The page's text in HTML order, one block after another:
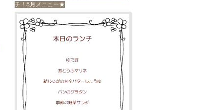
チ！5月メニュー★